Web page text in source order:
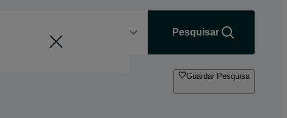
Pesquisar
Guardar Pesquisa